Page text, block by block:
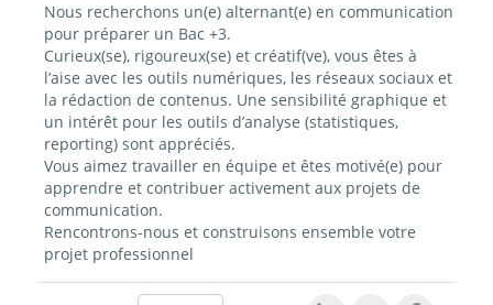
Nous recherchons un(e) alternant(e) en communication
pour préparer un Bac +3.
Curieux(se), rigoureux(se) et créatif(ve), vous êtes à
l’aise avec les outils numériques, les réseaux sociaux et
la rédaction de contenus. Une sensibilité graphique et
un intérêt pour les outils d’analyse (statistiques,
reporting) sont appréciés.
Vous aimez travailler en équipe et êtes motivé(e) pour
apprendre et contribuer activement aux projets de
communication.
Rencontrons-nous et construisons ensemble votre
projet professionnel